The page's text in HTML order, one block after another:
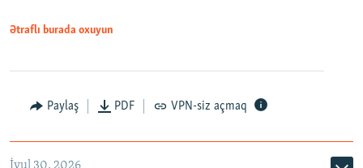
Ətraflı burada oxuyun
Paylaş PDF VPN-siz açmaq